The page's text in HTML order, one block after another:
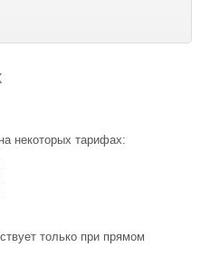
некоторых тарифах:
только при прямом